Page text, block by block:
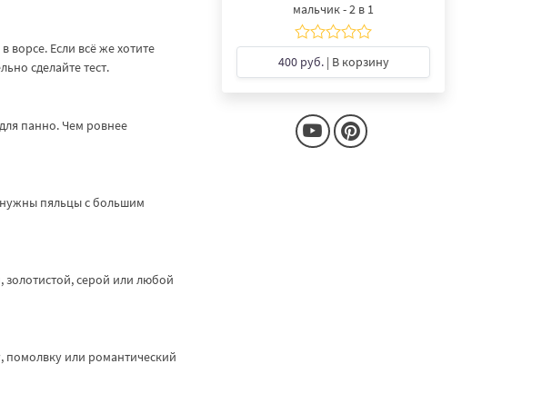
ворсе. Если всё же хотите
сделайте тест.
панно. Чем ровнее
нужны пяльцы с большим
серой или любой
помолвку или романтический
мальчик - 2 в 1
400 руб.| В корзину